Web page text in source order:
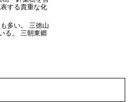
する貴重な化
多い。 三徳山
る。 三朝東郷